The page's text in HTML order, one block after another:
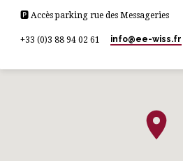
🅿 Accès parking rue des Messageries
+33 (0)3 88 94 02 61 info​@ee-wiss.fr